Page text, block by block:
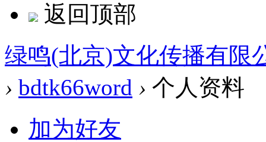
返回顶部
绿鸣(北京)文化传播有限
› bdtk66word › 个人资料
加为好友